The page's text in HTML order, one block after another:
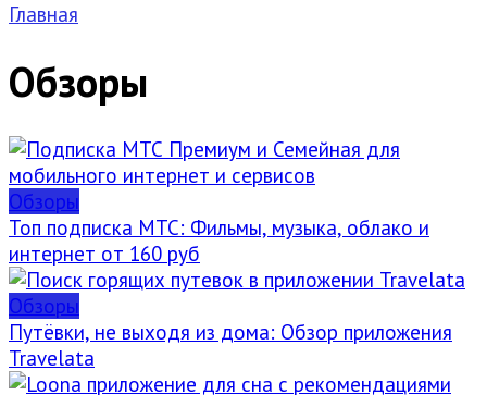
Главная
Обзоры
Обзоры
Топ подписка МТС: Фильмы, музыка, облако и
интернет от 160 руб
Обзоры
Путёвки, не выходя из дома: Обзор приложения
Travelata